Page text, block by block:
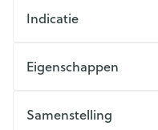
Indicatie
Eigenschappen
Samenstelling